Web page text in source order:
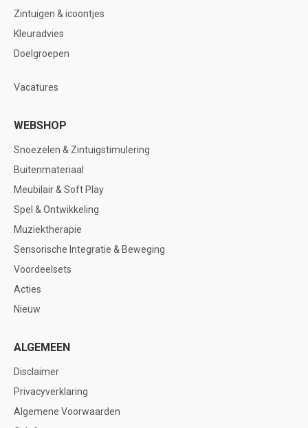
Zintuigen & icoontjes
Kleuradvies
Doelgroepen
Vacatures
WEBSHOP
Snoezelen & Zintuigstimulering
Buitenmateriaal
Meubilair & Soft Play
Spel & Ontwikkeling
Muziektherapie
Sensorische Integratie & Beweging
Voordeelsets
Acties
Nieuw
ALGEMEEN
Disclaimer
Privacyverklaring
Algemene Voorwaarden